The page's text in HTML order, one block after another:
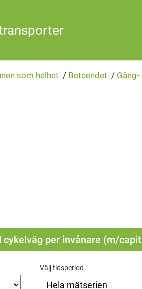
som helhet / Beteendet /
cykelväg per invånare (m/
Välj tidsperiod